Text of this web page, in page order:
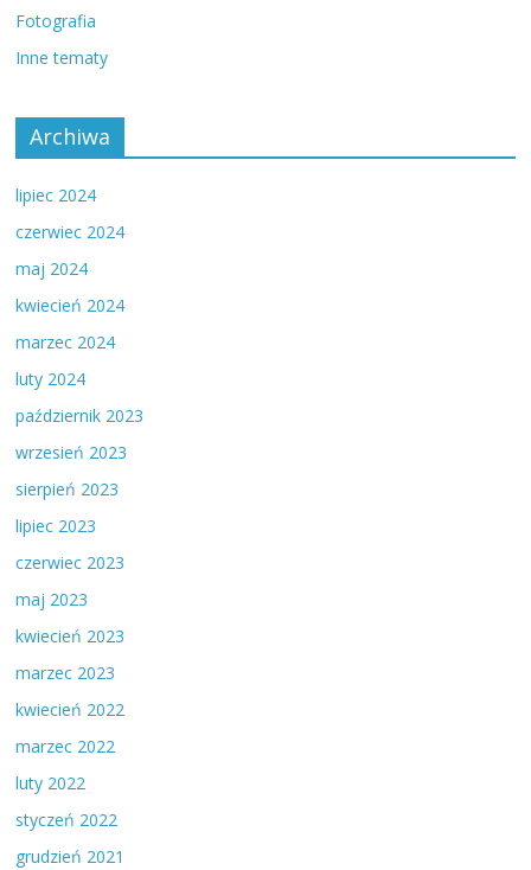
Fotografia
Inne tematy
Archiwa
lipiec 2024
czerwiec 2024
maj 2024
kwiecień 2024
marzec 2024
luty 2024
październik 2023
wrzesień 2023
sierpień 2023
lipiec 2023
czerwiec 2023
maj 2023
kwiecień 2023
marzec 2023
kwiecień 2022
marzec 2022
luty 2022
styczeń 2022
grudzień 2021